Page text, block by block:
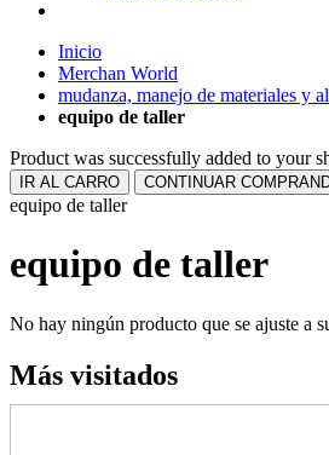
Inicio
Merchan World
mudanza, manejo de materiales y
equipo de taller
Product was successfully added to your
IR AL CARRO CONTINUAR
equipo de taller
equipo de taller
No hay ningún producto que se ajuste a
Más visitados